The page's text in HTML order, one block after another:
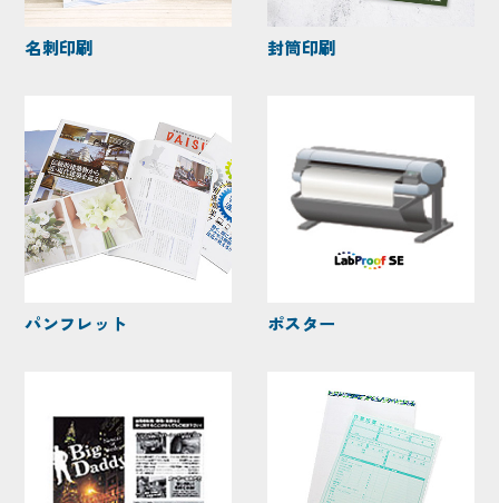
名刺印刷 封筒印刷
パンフレット ポスター